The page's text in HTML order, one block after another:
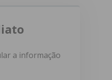
a informação